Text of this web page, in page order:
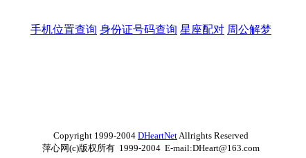
手机位置查询 身份证号码查询 星座配对 周公解梦
Copyright 1999-2004 DHeartNetAllrights Reserved
萍心网(c)版权所有 1999-2004 E-mail:DHeart@163.com